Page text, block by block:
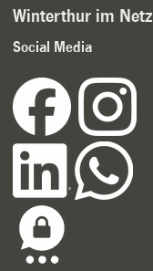
Winterthur im Netz
Social Media